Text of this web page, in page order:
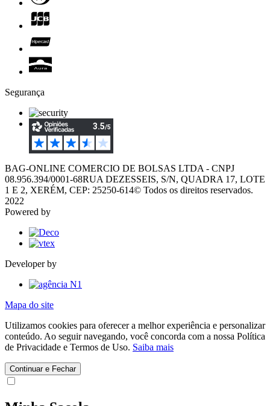
Segurança
BAG-ONLINE COMERCIO DE BOLSAS LTDA - CNPJ
08.956.394/0001-68RUA DEZESSEIS, S/N, QUADRA 17, LOTE
1 E 2, XERÉM, CEP: 25250-614© Todos os direitos reservados.
2022
Powered by
Developer by
Mapa do site
Utilizamos cookies para oferecer a melhor experiência e personalizar
conteúdo. Ao seguir navegando, você concorda com a nossa Política
de Privacidade e Termos de Uso. Saiba mais
Continuar e Fechar